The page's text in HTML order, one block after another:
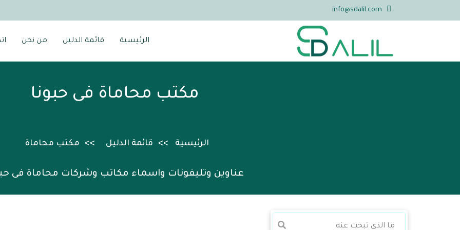
info@sdalil.com
الرئيسية قائمة الدليل من نحن
مكتب محاماة فى حبونا
الرئيسية قائمة الدليل مكتب محاماة
عناوين وتليفونات واسماء مكاتب وشركات محاماة فى